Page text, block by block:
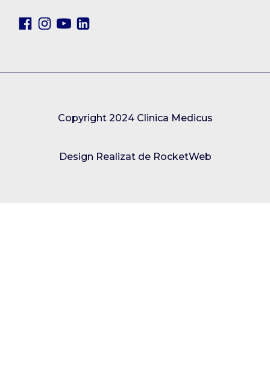
Copyright 2024 Clinica Medicus
Design Realizat de RocketWeb